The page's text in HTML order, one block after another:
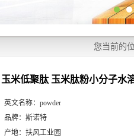
您当前的
玉米低聚肽 玉米肽粉小分子水
英文名称： powder
品牌： 斯诺特
产地： 扶风工业园